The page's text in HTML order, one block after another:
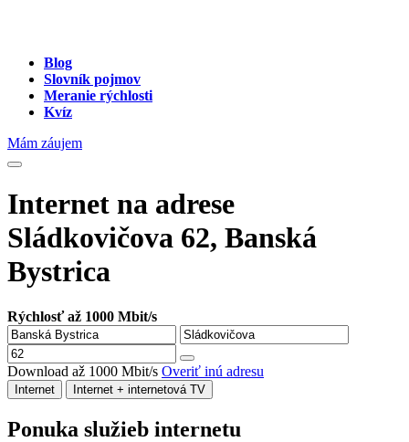
Blog
Slovník pojmov
Meranie rýchlosti
Kvíz
Mám záujem
Internet na adrese
Sládkovičova 62, Banská
Bystrica
Rýchlosť až 1000 Mbit/s
Download až 1000 Mbit/s Overiť inú adresu
Internet Internet + internetová TV
Ponuka služieb internetu